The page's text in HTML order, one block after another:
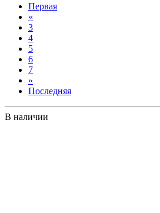
Первая
«
3
4
5
6
7
»
Последняя
В наличии